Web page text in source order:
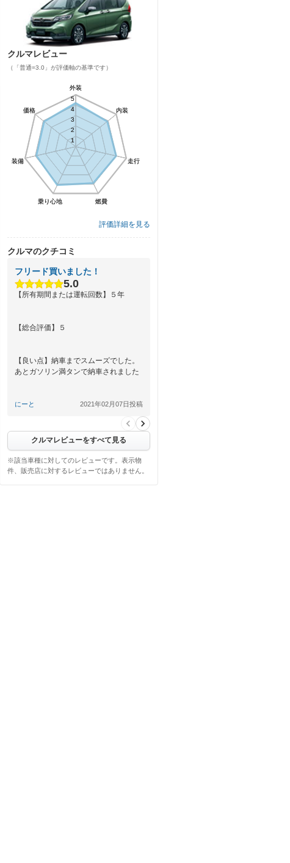
クルマレビュー
（「普通=3.0」が評価軸の基準です）
外装
内装
走行
燃費
乗り心地
装備
価格
1
2
3
4
5
外装
内装
走行
燃費
乗り心地
装備
価格
1
2
3
4
5
評価詳細を見る
クルマのクチコミ
フリード買いました！
5.0
【所有期間または運転回数】５年
【総合評価】５
【良い点】納車までスムーズでした。
あとガソリン満タンで納車されました
【悪い点】特に浮かびませんでした。
にーと 2021年02月07日投稿
クルマレビューをすべて見る
※該当車種に対してのレビューです。表示物
件、販売店に対するレビューではありません。